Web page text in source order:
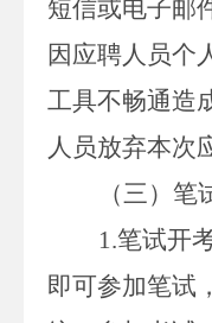
短信或电子邮
因应聘人员个
工具不畅通造
人员放弃本次
（三）笔
1.笔试开
即可参加笔试